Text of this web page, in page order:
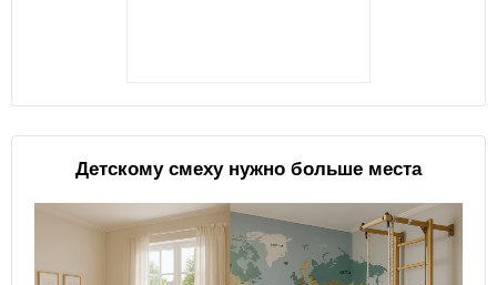
Детскому смеху нужно больше места